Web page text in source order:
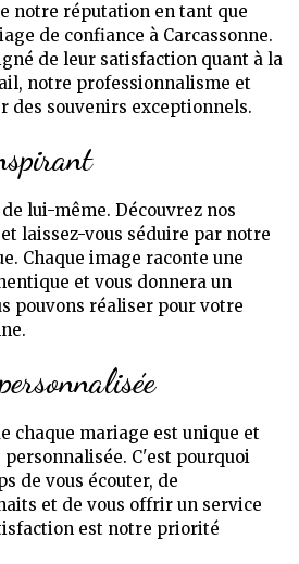
notre réputation en tant que
de confiance à Carcassonne.
de leur satisfaction quant à la
notre professionnalisme et
des souvenirs exceptionnels.
lui-même. Découvrez nos
laissez-vous séduire par notre
Chaque image raconte une
et vous donnera un
pouvons réaliser pour votre
chaque mariage est unique et
C'est pourquoi
de vous écouter, de
et de vous offrir un service
est notre priorité